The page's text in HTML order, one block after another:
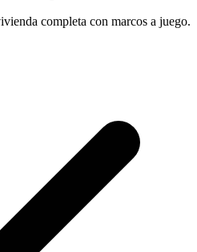
completa con marcos a juego.